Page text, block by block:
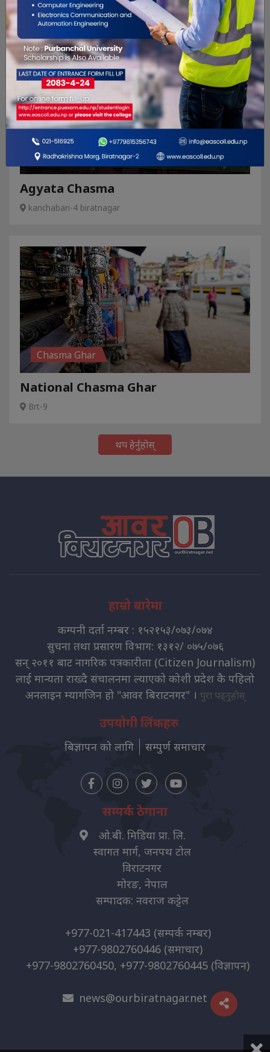
Rangeli Road Biratnagar
Chasma Ghar
Agyata Chasma
kanchabari-4 biratnagar
Chasma Ghar
National Chasma Ghar
Brt-9
थप हेर्नुहोस्
हाम्रो बारेमा
कम्पनी दर्ता नम्बर : १५२१५३/०७३/०७४
सुचना तथा प्रसारण विभाग: १३१२/ ०७५/०७६
सन् २०११ बाट नागरिक पत्रकारीता (Citizen Journalism)
लाई मान्यता राख्दै संचालनमा ल्याएको कोशी प्रदेश कै पहिलो
अनलाइन म्यागजिन हो "आवर बिराटनगर" । पुरा पढ्नुहोस्
उपयोगी लिंकहरु
बिज्ञापन को लागि सम्पुर्ण समाचार
सम्पर्क ठेगाना
ओ.बी. मिडिया प्रा. लि.
स्वागत मार्ग, जनपथ टोल
विराटनगर
मोरङ, नेपाल
सम्पादक: नवराज कट्टेल
+977-021-417443 (सम्पर्क नम्बर)
+977-9802760446 (समाचार)
+977-9802760450, +977-9802760445 (विज्ञापन)
news@ourbiratnagar.net